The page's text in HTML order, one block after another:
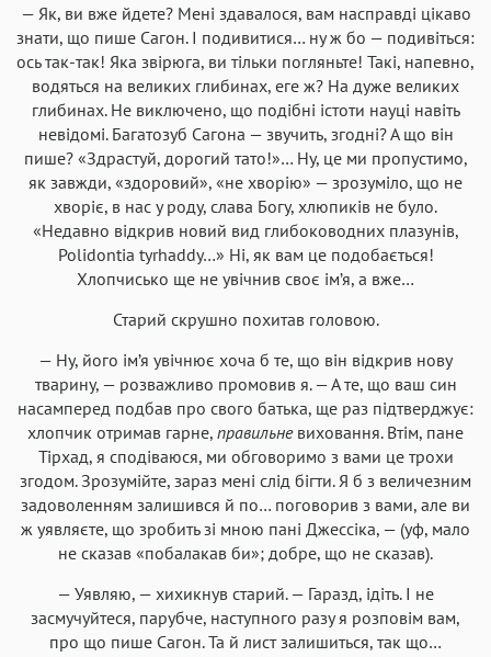
— Як, ви вже йдете? Мені здавалося, вам насправді цікаво
знати, що пише Сагон. І подивитися… ну ж бо — подивіться:
ось так-так! Яка звірюга, ви тільки погляньте! Такі, напевно,
водяться на великих глибинах, еге ж? На дуже великих
глибинах. Не виключено, що подібні істоти науці навіть
невідомі. Багатозуб Сагона — звучить, згодні? А що він
пише? «Здрастуй, дорогий тато!»… Ну, це ми пропустимо,
як завжди, «здоровий», «не хворію» — зрозуміло, що не
хворіє, в нас у роду, слава Богу, хлюпиків не було.
«Недавно відкрив новий вид глибоководних плазунів,
Polidontia tyrhaddy…» Ні, як вам це подобається!
Хлопчисько ще не увічнив своє ім’я, а вже…
Старий скрушно похитав головою.
— Ну, його ім’я увічнює хоча б те, що він відкрив нову
тварину, — розважливо промовив я. — А те, що ваш син
насамперед подбав про свого батька, ще раз підтверджує:
хлопчик отримав гарне, правильневиховання. Втім, пане
Тірхад, я сподіваюся, ми обговоримо з вами це трохи
згодом. Зрозумійте, зараз мені слід бігти. Я б з величезним
задоволенням залишився й по… поговорив з вами, але ви
ж уявляєте, що зробить зі мною пані Джессіка, — (уф, мало
не сказав «побалакав би»; добре, що не сказав).
— Уявляю, — хихикнув старий. — Гаразд, ідіть. І не
засмучуйтеся, парубче, наступного разу я розповім вам,
про що пише Сагон. Та й лист залишиться, так що…